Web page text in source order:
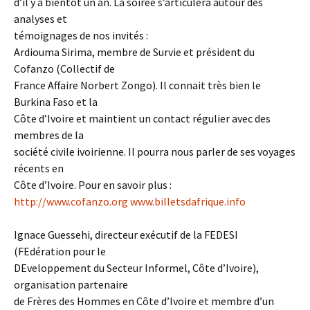
analyses et
témoignages de nos invités :
Ardiouma Sirima, membre de Survie et président du
Cofanzo (Collectif de
France Affaire Norbert Zongo). Il connait très bien le
Burkina Faso et la
Côte d’Ivoire et maintient un contact régulier avec des
membres de la
société civile ivoirienne. Il pourra nous parler de ses voyages
récents en
Côte d’Ivoire. Pour en savoir plus :
http://www.cofanzo.org www.billetsdafrique.info
Ignace Guessehi, directeur exécutif de la FEDESI
(FEdération pour le
DEveloppement du Secteur Informel, Côte d’Ivoire),
organisation partenaire
de Frères des Hommes en Côte d’Ivoire et membre d’un